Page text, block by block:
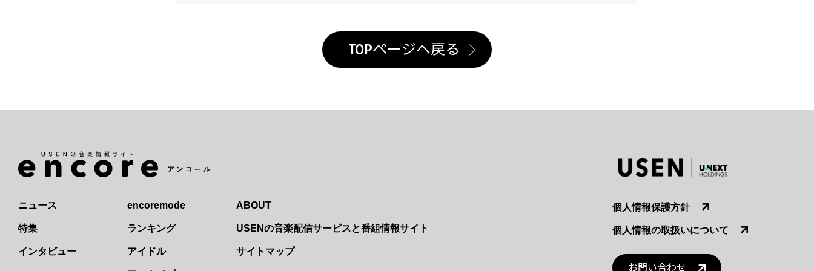
TOPページへ戻る
ニュース
特集
インタビュー
encoremode
ランキング
アイドル
ABOUT
USENの音楽配信サービスと番組情報サイト
サイトマップ
個人情報保護方針
個人情報の取扱いについて
お問い合わせ